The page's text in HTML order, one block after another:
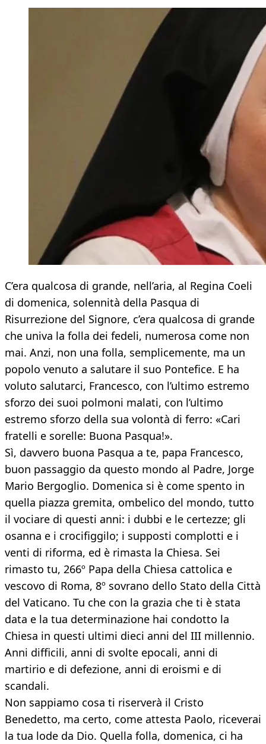
C’era qualcosa di grande, nell’aria, al Regina Coeli
di domenica, solennità della Pasqua di
Risurrezione del Signore, c’era qualcosa di grande
che univa la folla dei fedeli, numerosa come non
mai. Anzi, non una folla, semplicemente, ma un
popolo venuto a salutare il suo Pontefice. E ha
voluto salutarci, Francesco, con l’ultimo estremo
sforzo dei suoi polmoni malati, con l’ultimo
estremo sforzo della sua volontà di ferro: «Cari
fratelli e sorelle: Buona Pasqua!».
Sì, davvero buona Pasqua a te, papa Francesco,
buon passaggio da questo mondo al Padre, Jorge
Mario Bergoglio. Domenica si è come spento in
quella piazza gremita, ombelico del mondo, tutto
il vociare di questi anni: i dubbi e le certezze; gli
osanna e i crocifiggilo; i supposti complotti e i
venti di riforma, ed è rimasta la Chiesa. Sei
rimasto tu, 266º Papa della Chiesa cattolica e
vescovo di Roma, 8º sovrano dello Stato della Città
del Vaticano. Tu che con la grazia che ti è stata
data e la tua determinazione hai condotto la
Chiesa in questi ultimi dieci anni del III millennio.
Anni difficili, anni di svolte epocali, anni di
martirio e di defezione, anni di eroismi e di
scandali.
Non sappiamo cosa ti riserverà il Cristo
Benedetto, ma certo, come attesta Paolo, riceverai
la tua lode da Dio. Quella folla, domenica, ci ha